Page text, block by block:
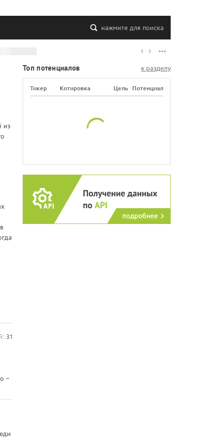
нажмите для поиска
из
31
–
Топ потенциалов к разделу
Тикер Котировка Цель Потенциал